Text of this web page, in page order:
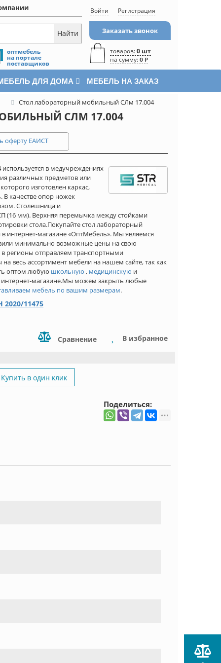
оптмебель
на портале
поставщиков
Войти Регистрация
Заказать звонок
товаров:0 шт
на сумму: 0 ₽
ДЛЯ ДОМА МЕБЕЛЬ НА ЗАКАЗ
Стол лабораторный мобильный СЛм 17.004
СЛМ 17.004
оферту ЕАИСТ
в медучреждениях
различных предметов или
изготовлен каркас,
В качестве опор ножек
Столешница и
(16 мм). Верхняя перемычка между стойками
стола.Покупайте стол лабораторный
интернет-магазине «ОптМебель». Мы являемся
минимально возможные цены на свою
регионы отправляем транспортными
весь ассортимент мебели на нашем сайте, так как
оптом любую школьную , медицинскую и
магазине.Мы можем закрыть любые
мебель по вашим размерам.
2020/11475
Сравнение В избранное
Купить в один клик
Поделиться: